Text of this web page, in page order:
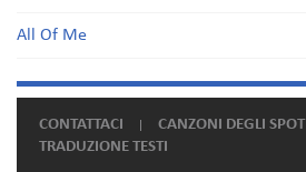
All Of Me
CONTATTACI
CANZONI DEGLI SPOT
TRADUZIONE TESTI